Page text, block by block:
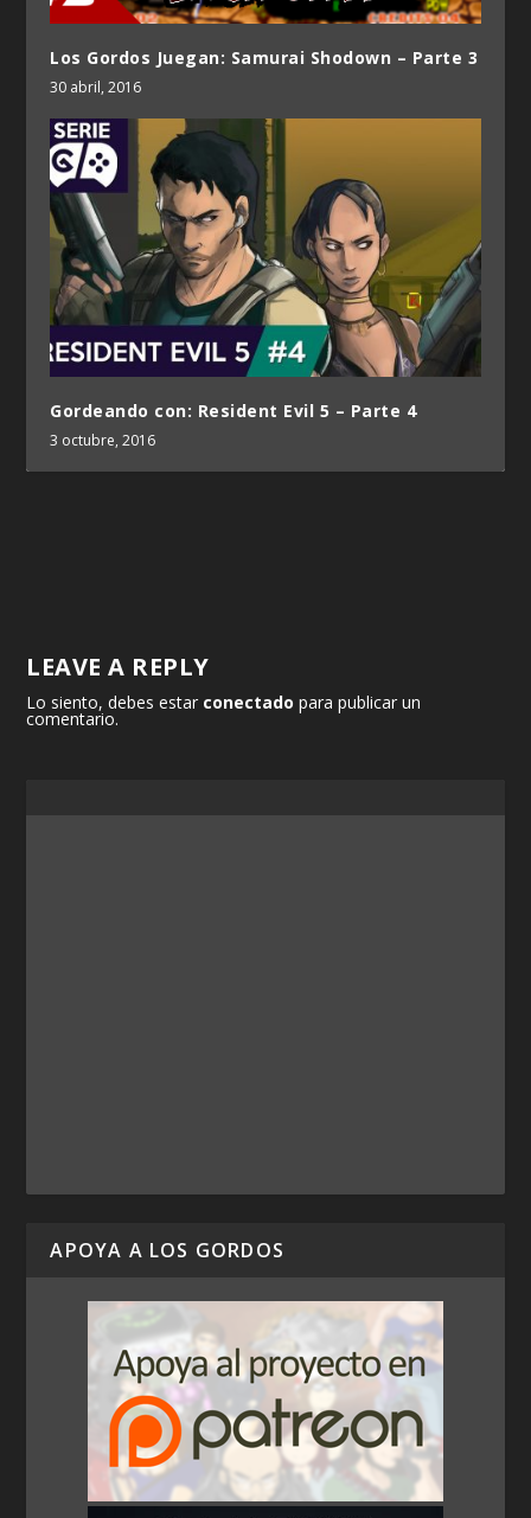
Los Gordos Juegan: Samurai Shodown – Parte 3
30 abril, 2016
Gordeando con: Resident Evil 5 – Parte 4
3 octubre, 2016
LEAVE A REPLY
Lo siento, debes estar conectado para publicar un
comentario.
APOYA A LOS GORDOS